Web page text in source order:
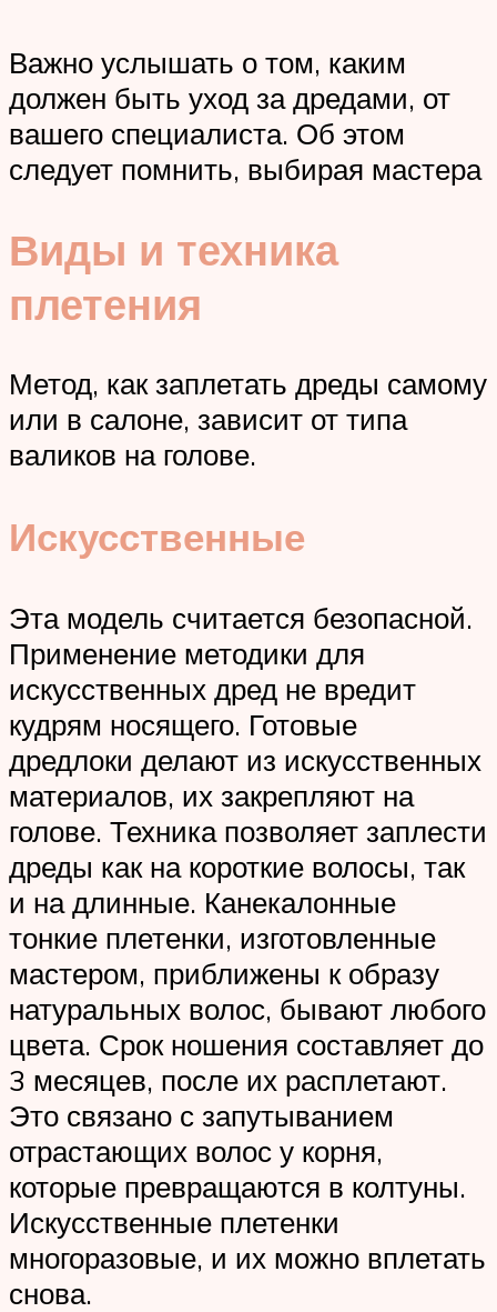
Важно услышать о том, каким
должен быть уход за дредами, от
вашего специалиста. Об этом
следует помнить, выбирая мастера
Виды и техника
плетения
Метод, как заплетать дреды самому
или в салоне, зависит от типа
валиков на голове.
Искусственные
Эта модель считается безопасной.
Применение методики для
искусственных дред не вредит
кудрям носящего. Готовые
дредлоки делают из искусственных
материалов, их закрепляют на
голове. Техника позволяет заплести
дреды как на короткие волосы, так
и на длинные. Канекалонные
тонкие плетенки, изготовленные
мастером, приближены к образу
натуральных волос, бывают любого
цвета. Срок ношения составляет до
3 месяцев, после их расплетают.
Это связано с запутыванием
отрастающих волос у корня,
которые превращаются в колтуны.
Искусственные плетенки
многоразовые, и их можно вплетать
снова.